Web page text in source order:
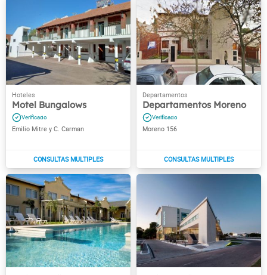
Motel Bungalows
Emilio Mitre y C. Carman
Departamentos Moreno
Moreno 156